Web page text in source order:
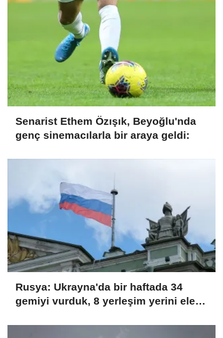
Senarist Ethem Özışık, Beyoğlu'nda
genç sinemacılarla bir araya geldi:
Rusya: Ukrayna'da bir haftada 34
gemiyi vurduk, 8 yerleşim yerini ele